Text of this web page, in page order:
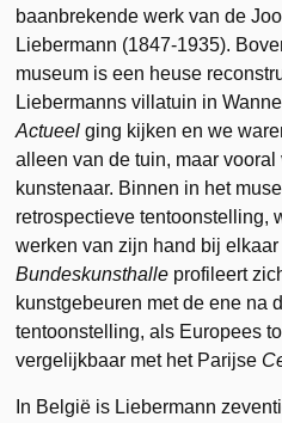
baanbrekende werk van de
Liebermann (1847-1935).
museum is een heuse
Liebermanns villatuin in
Actueel ging kijken en we
alleen van de tuin, maar
kunstenaar. Binnen in het
retrospectieve tentoonstelling,
werken van zijn hand bij
Bundeskunsthalle profileert
kunstgebeuren met de ene na
tentoonstelling, als Europees
vergelijkbaar met het Parijse
In België is Liebermann